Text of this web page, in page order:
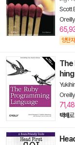
Scott
양탄
The
택배